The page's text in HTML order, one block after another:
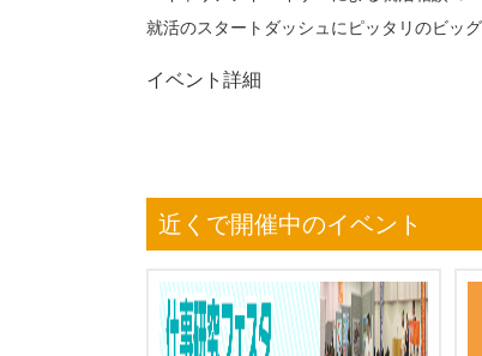
就活のスタートダッシュにピッタリのビッ
イベント詳細
近くで開催中のイベント